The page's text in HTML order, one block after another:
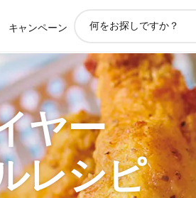
キャンペーン
ン
サ
ポ
ー
ト
検
索
ヤー
レシピ